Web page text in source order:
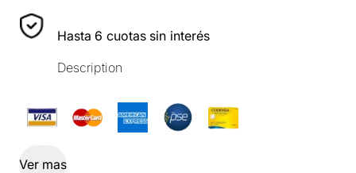
Hasta 6 cuotas sin interés
Description
Ver mas